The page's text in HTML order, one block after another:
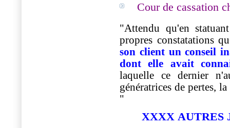
Cour de cassation
"Attendu qu'en
propres constatations
son client un conseil
dont elle avait
laquelle ce dernier
génératrices de pertes,
"
XXXX AUTRES